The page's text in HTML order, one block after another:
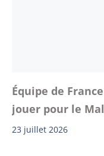
Équipe de
jouer pour le
23 juillet 2026